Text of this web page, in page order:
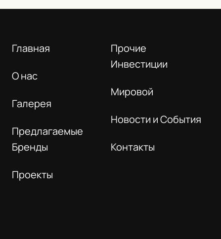
Главная
О нас
Галерея
Предлагаемые
Бренды
Проекты
Прочие
Инвестиции
Мировой
Новости и События
Контакты